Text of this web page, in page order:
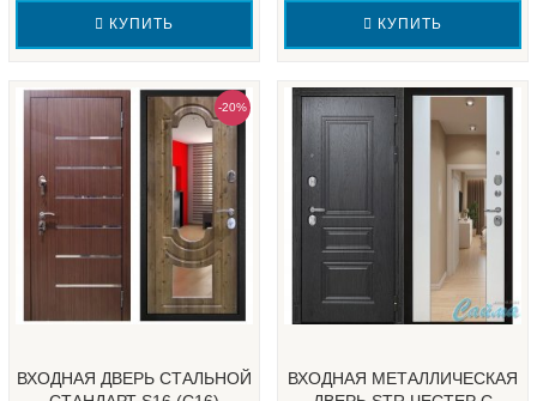
КУПИТЬ КУПИТЬ
-20%
ВХОДНАЯ ДВЕРЬ СТАЛЬНОЙ
ВХОДНАЯ МЕТАЛЛИЧЕСКАЯ